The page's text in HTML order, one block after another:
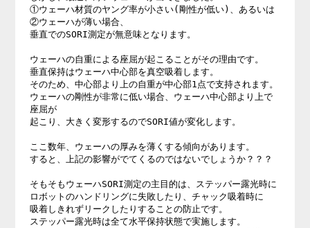
①ウェーハ材質のヤング率が小さい(剛性が低い)、あるいは
②ウェーハが薄い場合、
垂直でのSORI測定が無意味となります。
ウェーハの自重による座屈が起こることがその理由です。
垂直保持はウェーハ中心部を真空吸着します。
そのため、中心部より上の自重が中心部1点で支持されます。
ウェーハの剛性が非常に低い場合、ウェーハ中心部より上で
座屈が
起こり、大きく変形するのでSORI値が変化します。
ここ数年、ウェーハの厚みを薄くする傾向があります。
すると、上記の影響がでてくるのではないでしょうか？？？
そもそもウェーハSORI測定の主目的は、ステッパー露光時に
ロボットのハンドリングに失敗したり、チャック吸着時に
吸着しきれずリークしたりすることの防止です。
ステッパー露光時は全て水平保持状態で実施します。